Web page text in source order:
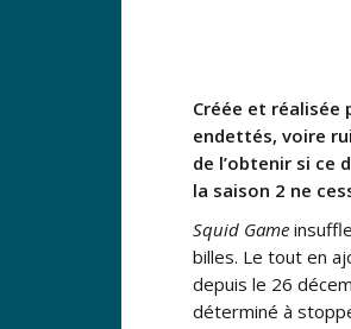
Créée et réalisée
endettés, voire
de l’obtenir si
la saison 2 ne
Squid Game
billes. Le tout en
depuis le 26
déterminé à